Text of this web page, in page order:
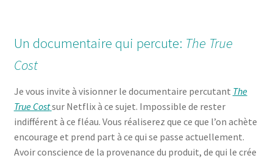
Un documentaire qui percute: The True
Cost
Je vous invite à visionner le documentaire percutant The
True Costsur Netflix à ce sujet. Impossible de rester
indifférent à ce fléau. Vous réaliserez que ce que l’on achète
encourage et prend part à ce qui se passe actuellement.
Avoir conscience de la provenance du produit, de qui le crée